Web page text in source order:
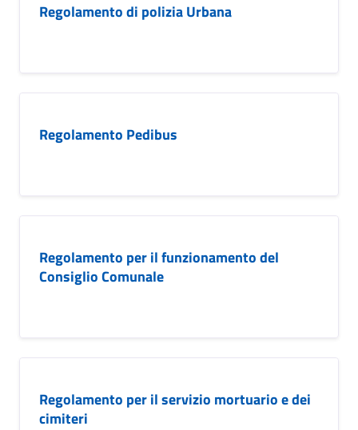
Regolamento di polizia Urbana
Regolamento Pedibus
Regolamento per il funzionamento del
Consiglio Comunale
Regolamento per il servizio mortuario e dei
cimiteri